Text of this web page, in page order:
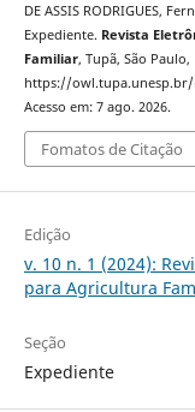
DE ASSIS RODRIGUES,
Expediente. Revista
Familiar, Tupã, São
https://
Acesso em: 7 ago. 2026.
Fomatos de Citação
Edição
v. 10 n. 1 (2024):
para Agricultura
Seção
Expediente